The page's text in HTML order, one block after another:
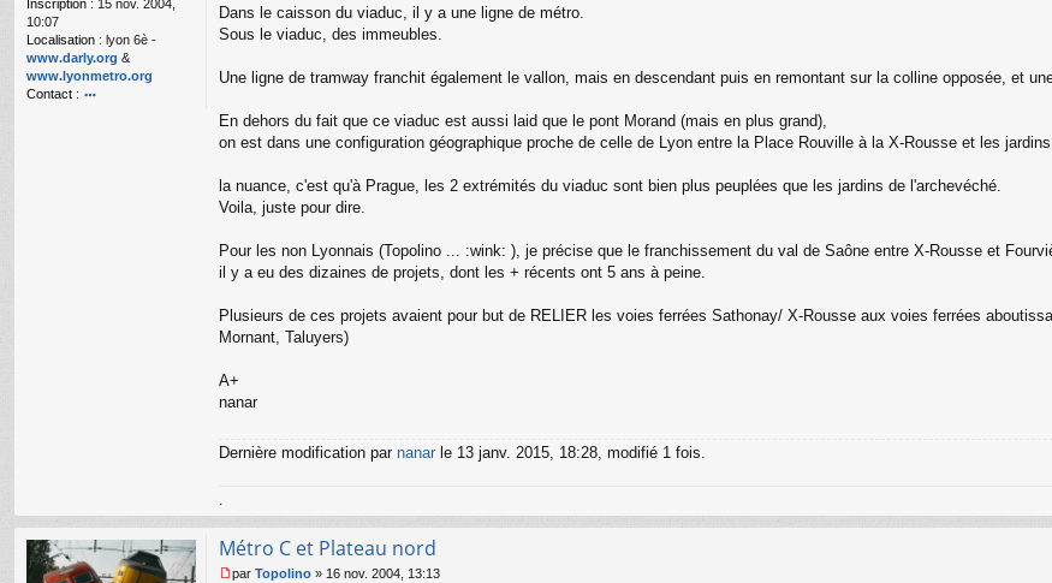
Inscription : 15 nov. 2004,
10:07
Localisation : lyon 6è -
www.darly.org &
www.lyonmetro.org
Contact :
o
n
Dans le caisson du viaduc, il y a une ligne de métro.
Sous le viaduc, des immeubles.
Une ligne de tramway franchit également le vallon, mais en descendant puis en remontant sur la colline opposée, et
En dehors du fait que ce viaduc est aussi laid que le pont Morand (mais en plus grand),
on est dans une configuration géographique proche de celle de Lyon entre la Place Rouville à la X-Rousse et les
la nuance, c'est qu'à Prague, les 2 extrémités du viaduc sont bien plus peuplées que les jardins de l'archevéché.
Voila, juste pour dire.
Pour les non Lyonnais (Topolino ... :wink: ), je précise que le franchissement du val de Saône entre X-Rousse et
il y a eu des dizaines de projets, dont les + récents ont 5 ans à peine.
Plusieurs de ces projets avaient pour but de RELIER les voies ferrées Sathonay/ X-Rousse aux voies ferrées
Mornant, Taluyers)
A+
nanar
Dernière modification par nanar le 13 janv. 2015, 18:28, modifié 1 fois.
Métro C et Plateau nord
par Topolino » 16 nov. 2004, 13:13